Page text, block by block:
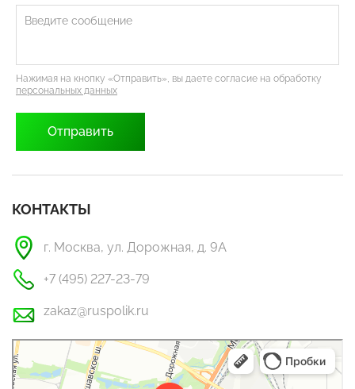
Нажимая на кнопку «Отправить», вы даете согласие на обработку
персональных данных
КОНТАКТЫ
г. Москва, ул. Дорожная, д. 9А
+7 (495) 227-23-79
zakaz@ruspolik.ru
РусПолик
Оргстекло, поликарбонат в Москве
Строительные и отделочные работы в Москве